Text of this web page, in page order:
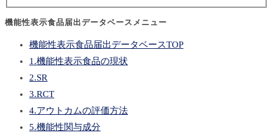
機能性表示食品届出データベースメニュー
機能性表示食品届出データベースTOP
1.機能性表示食品の現状
2.SR
3.RCT
4.アウトカムの評価方法
5.機能性関与成分